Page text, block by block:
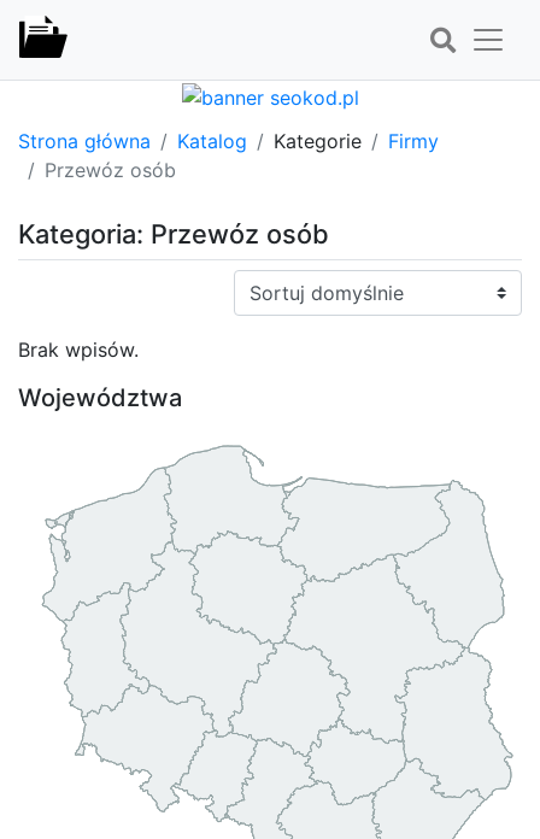
Strona główna Katalog Kategorie
Firmy
Przewóz osób
Kategoria: Przewóz osób
Sortuj:
Brak wpisów.
Województwa